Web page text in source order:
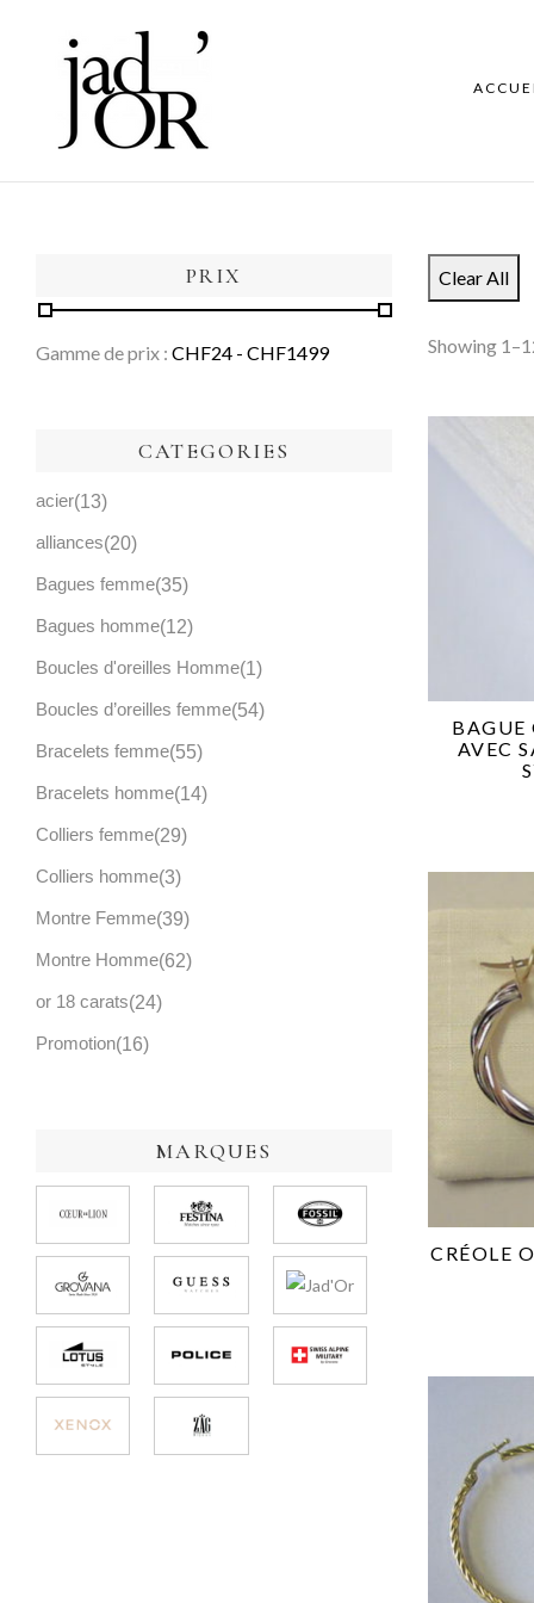
CATEGORIES
acier 13
alliances 20
Bagues femme 35
Bagues homme 12
Boucles d'oreilles Homme 1
Boucles d’oreilles femme 54
Bracelets femme 55
Bracelets homme 14
Colliers femme 29
Colliers homme 3
Montre Femme 39
Montre Homme 62
or 18 carats 24
Promotion 16
PRIX
Gamme de prix : CHF24 - CHF1499
MARQUES
Clear All
Showing
BAGUE
AVEC
CRÉOLE